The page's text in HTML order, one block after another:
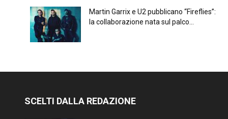
Martin Garrix e U2 pubblicano “Fireflies”:
la collaborazione nata sul palco...
SCELTI DALLA REDAZIONE